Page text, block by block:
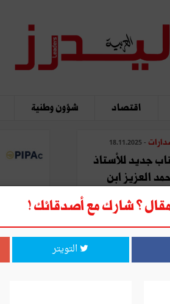
اقتصاد شؤون وطنية
- 18.11.2025
جديد للأستاذ
العزيز ابن
؟ شارك مع أصدقائك !
التويتر